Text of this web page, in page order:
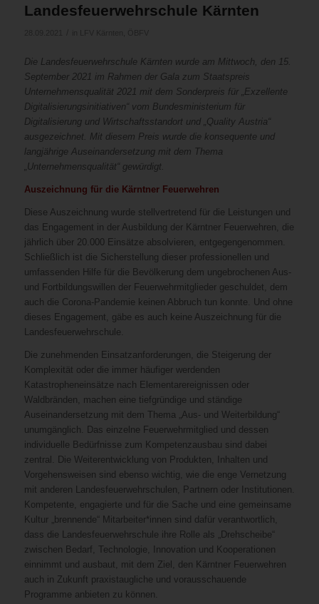
Landesfeuerwehrschule Kärnten
Die Landesfeuerwehrschule Kärnten wurde am Mittwoch, den 15.
September 2021 im Rahmen der Gala zum Staatspreis
Unternehmensqualität 2021 mit dem Sonderpreis für „Exzellente
Digitalisierungsinitiativen“ vom Bundesministerium für
Digitalisierung und Wirtschaftsstandort und „Quality Austria“
ausgezeichnet. Mit diesem Preis wurde die konsequente und
langjährige Auseinandersetzung mit dem Thema
„Unternehmensqualität“ gewürdigt.
Auszeichnung für die Kärntner Feuerwehren
Diese Auszeichnung wurde stellvertretend für die Leistungen und
das Engagement in der Ausbildung der Kärntner Feuerwehren, die
jährlich über 20.000 Einsätze absolvieren, entgegengenommen.
Schließlich ist die Sicherstellung dieser professionellen und
umfassenden Hilfe für die Bevölkerung dem ungebrochenen Aus-
und Fortbildungswillen der Feuerwehrmitglieder geschuldet, dem
auch die Corona-Pandemie keinen Abbruch tun konnte. Und ohne
dieses Engagement, gäbe es auch keine Auszeichnung für die
Landesfeuerwehrschule.
Die zunehmenden Einsatzanforderungen, die Steigerung der
Komplexität oder die immer häufiger werdenden
Katastropheneinsätze nach Elementarereignissen oder
Waldbränden, machen eine tiefgründige und ständige
Auseinandersetzung mit dem Thema „Aus- und Weiterbildung“
unumgänglich. Das einzelne Feuerwehrmitglied und dessen
individuelle Bedürfnisse zum Kompetenzausbau sind dabei
zentral. Die Weiterentwicklung von Produkten, Inhalten und
Vorgehensweisen sind ebenso wichtig, wie die enge Vernetzung
mit anderen Landesfeuerwehrschulen, Partnern oder Institutionen.
Kompetente, engagierte und für die Sache und eine gemeinsame
Kultur „brennende“ Mitarbeiter*innen sind dafür verantwortlich,
dass die Landesfeuerwehrschule ihre Rolle als „Drehscheibe“
zwischen Bedarf, Technologie, Innovation und Kooperationen
einnimmt und ausbaut, mit dem Ziel, den Kärntner Feuerwehren
auch in Zukunft praxistaugliche und vorausschauende
Programme anbieten zu können.